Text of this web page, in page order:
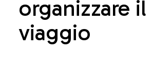
organizzare il
viaggio